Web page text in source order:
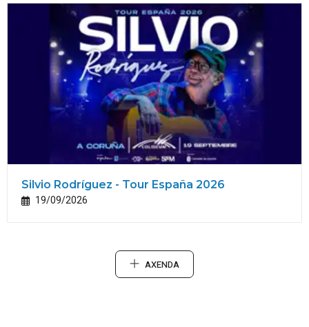
Silvio Rodríguez - Tour España 2026
19/09/2026
AXENDA